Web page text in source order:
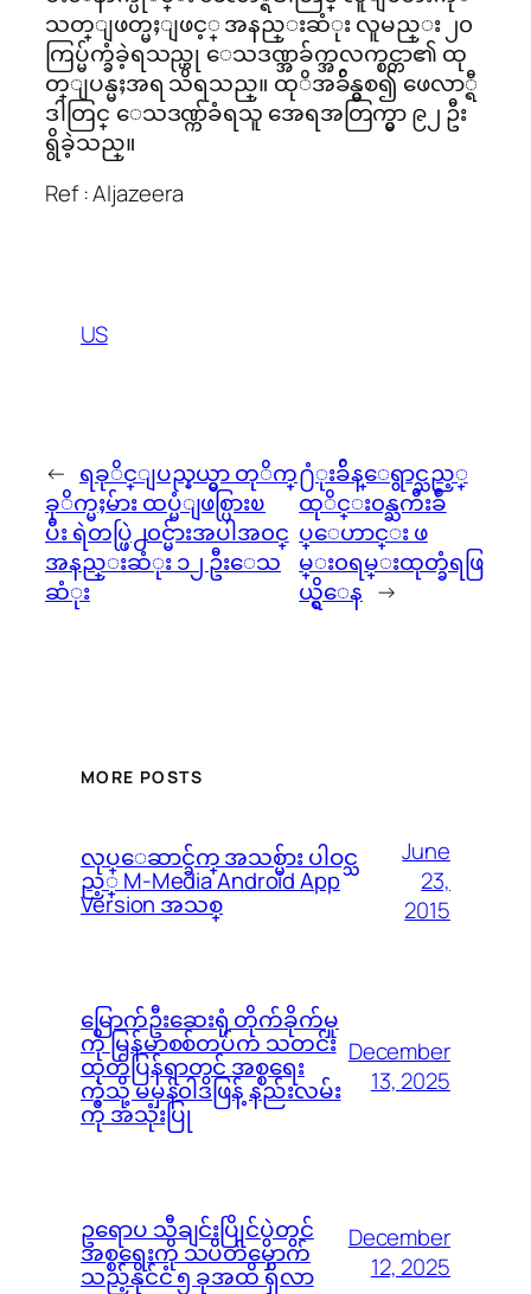
သတ္ျဖတ္မႈျဖင့္ အနည္းဆံုး လူမည္း ၂၀
ကြပ္မ်က္ခံခဲ့ရသည္ဟု ေသဒဏ္အခ်က္အလက္စင္တာ၏ ထု
တ္ျပန္မႈအရ သိရသည္။ ထုိအခ်ိန္မွစ၍ ဖေလာ္ရီ
ဒါတြင္ ေသဒဏ္က်ခံရသူ အေရအတြက္မွာ ၉၂ ဦး
ရွိခဲ့သည္။
Ref : Aljazeera
US
← ရခုိင္ျပည္နယ္မွာ တုိက္
ခုိက္မႈမ်ား ထပ္မံျဖစ္ပြားၿ
ပီး ရဲတပ္ဖြဲ႕၀င္မ်ားအပါအ၀င္
အနည္းဆံုး ၁၂ ဦးေသ
ဆံုး
႐ံုးခ်ိန္ေရွာင္သည့္
ထုိင္း၀န္ႀကီးခ်ဳ
ပ္ေဟာင္း ဖ
မ္း၀ရမ္းထုတ္ခံရဖြ
ယ္ရွိေန →
MORE POSTS
လုပ္ေဆာင္ခ်က္ အသစ္မ်ား ပါဝင္သ
ည့္ M-Media Android App
Version အသစ္
June
23,
2015
မြောက်ဦးဆေးရုံ တိုက်ခိုက်မှု
ကို မြန်မာစစ်တပ်က သတင်း
ထုတ်ပြန်ရာတွင် အစ္စရေး
ကဲ့သို့ မမှန်၀ါဒဖြန့် နည်းလမ်း
ကို အသုံးပြု
December
13, 2025
ဥရောပ သီချင်းပြိုင်ပွဲတွင်
အစ္စရေးကို သပိတ်မှောက်
သည့်နိုင်ငံ ၅ ခုအထိ ရှိလာ
December
12, 2025